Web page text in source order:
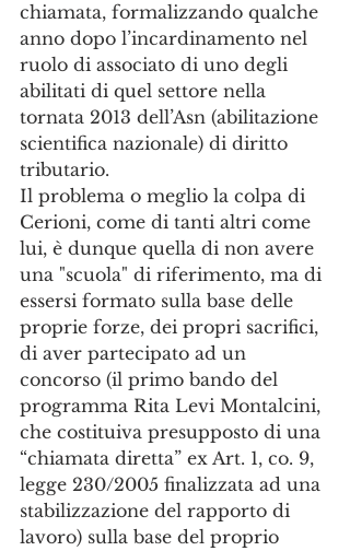
chiamata, formalizzando qualche
anno dopo l’incardinamento nel
ruolo di associato di uno degli
abilitati di quel settore nella
tornata 2013 dell’Asn (abilitazione
scientifica nazionale) di diritto
tributario.
Il problema o meglio la colpa di
Cerioni, come di tanti altri come
lui, è dunque quella di non avere
una "scuola" di riferimento, ma di
essersi formato sulla base delle
proprie forze, dei propri sacrifici,
di aver partecipato ad un
concorso (il primo bando del
programma Rita Levi Montalcini,
che costituiva presupposto di una
“chiamata diretta” ex Art. 1, co. 9,
legge 230/2005 finalizzata ad una
stabilizzazione del rapporto di
lavoro) sulla base del proprio